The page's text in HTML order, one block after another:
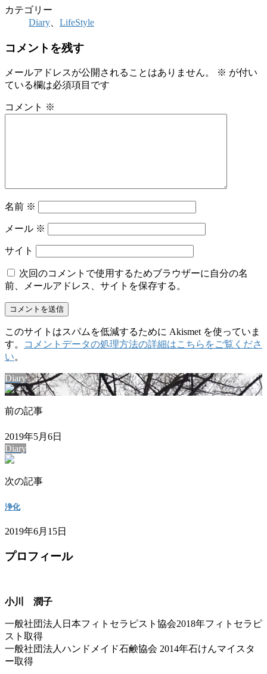
カテゴリー
Diary
LifeStyle
コメントを残す
メールアドレスが公開されることはありません。 ※ が付い
ている欄は必須項目です
コメント ※
名前 ※
メール ※
サイト
次回のコメントで使用するためブラウザーに自分の名
前、メールアドレス、サイトを保存する。
このサイトはスパムを低減するために Akismet を使っていま
す。
コメントデータの処理方法の詳細はこちらをご覧くださ
い。
Diary
前の記事
2019年5月6日
Diary
次の記事
浄化
2019年6月15日
プロフィール
小川 潤子
一般社団法人日本フィトセラピスト協会2018年フィトセラピ
スト取得
一般社団法人ハンドメイド石鹸協会 2014年石けんマイスタ
ー取得